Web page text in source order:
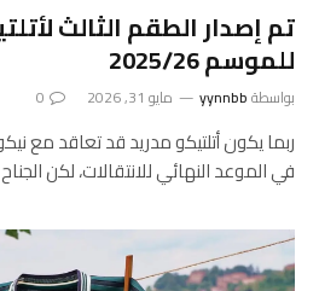
للموسم 2025/26
بواسطةyynnbb مايو 31, 2026 0
ربما يكون أتلتيكو مدريد قد تعاقد مع
في الموعد النهائي للانتقالات، لكن